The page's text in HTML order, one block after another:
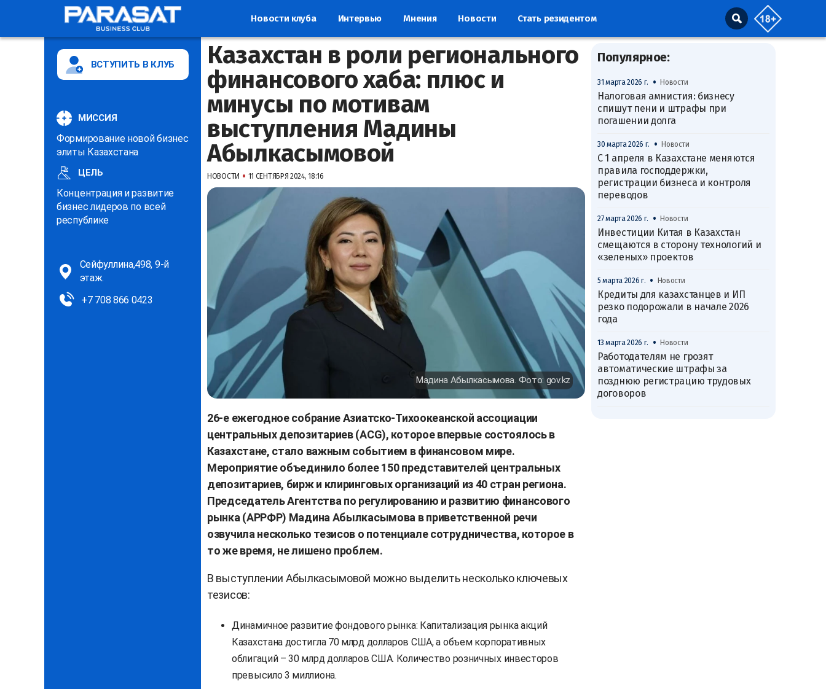
Новости клуба Интервью Мнения Новости Стать резидентом
ВСТУПИТЬ В КЛУБ
МИССИЯ
Формирование новой бизнес
элиты Казахстана
ЦЕЛЬ
Концентрация и развитие
бизнес лидеров по всей
республике
Сейфуллина,498, 9-й
этаж.
+7 708 866 0423
Казахстан в роли регионального
финансового хаба: плюс и
минусы по мотивам
выступления Мадины
Абылкасымовой
НОВОСТИ • 11 СЕНТЯБРЯ 2024, 18:16
Мадина Абылкасымова. Фото: gov.kz
26-е ежегодное собрание Азиатско-Тихоокеанской ассоциации
центральных депозитариев (ACG), которое впервые состоялось в
Казахстане, стало важным событием в финансовом мире.
Мероприятие объединило более 150 представителей центральных
депозитариев, бирж и клиринговых организаций из 40 стран региона.
Председатель Агентства по регулированию и развитию финансового
рынка (АРРФР) Мадина Абылкасымова в приветственной речи
озвучила несколько тезисов о потенциале сотрудничества, которое в
то же время, не лишено проблем.
В выступлении Абылкасымовой можно выделить несколько ключевых
тезисов:
Динамичное развитие фондового рынка: Капитализация рынка акций
Казахстана достигла 70 млрд долларов США, а объем корпоративных
облигаций – 30 млрд долларов США. Количество розничных инвесторов
превысило 3 миллиона.
Популярное:
31 марта 2026 г. • Новости
Налоговая амнистия: бизнесу
спишут пени и штрафы при
погашении долга
30 марта 2026 г. • Новости
С 1 апреля в Казахстане меняются
правила господдержки,
регистрации бизнеса и контроля
переводов
27 марта 2026 г. • Новости
Инвестиции Китая в Казахстан
смещаются в сторону технологий и
«зеленых» проектов
5 марта 2026 г. • Новости
Кредиты для казахстанцев и ИП
резко подорожали в начале 2026
года
13 марта 2026 г. • Новости
Работодателям не грозят
автоматические штрафы за
позднюю регистрацию трудовых
договоров